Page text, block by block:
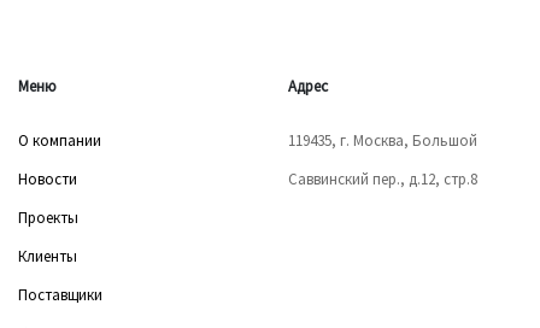
Меню
О компании
Новости
Проекты
Клиенты
Поставщики
Адрес
119435, г. Москва, Большой
Саввинский пер., д.12, стр.8